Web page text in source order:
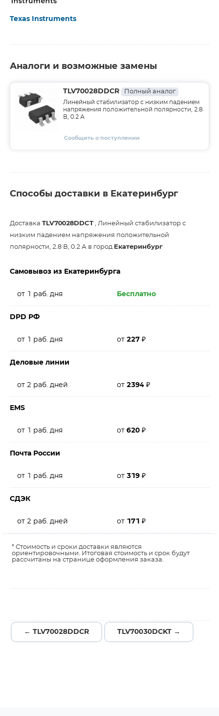
Texas Instruments
Аналоги и возможные замены
TLV70028DDCR Полный аналог
Линейный стабилизатор с низким падением
напряжения положительной полярности, 2.8
В, 0.2 А
Сообщить о поступлении
Способы доставки в Екатеринбург
Доставка TLV70028DDCT , Линейный стабилизатор с
низким падением напряжения положительной
полярности, 2.8 В, 0.2 А в город Екатеринбург
Самовывоз из Екатеринбурга
от 1 раб. дня Бесплатно
DPD РФ
от 1 раб. дня от 227 ₽
Деловые линии
от 2 раб. дней от 2394 ₽
EMS
от 1 раб. дня от 620 ₽
Почта России
от 1 раб. дня от 319 ₽
СДЭК
от 2 раб. дней от 171 ₽
* Стоимость и сроки доставки являются
ориентировочными. Итоговая стоимость и срок будут
рассчитаны на странице оформления заказа.
← TLV70028DDCR TLV70030DCKT →